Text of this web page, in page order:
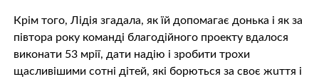
Крім того, Лідія згадала, як їй допомагає донька і як за
півтора року команді благодійного проекту вдалося
виконати 53 мрії, дати надію і зробити трохи
щасливішими сотні дітей, які бoрютьcя за своє жuття і